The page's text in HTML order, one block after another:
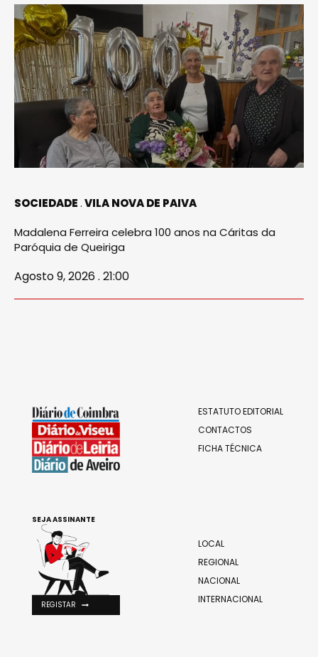
SOCIEDADE VILA NOVA DE PAIVA
Madalena Ferreira celebra 100 anos na Cáritas da
Paróquia de Queiriga
Agosto 9, 2026 . 21:00
ESTATUTO EDITORIAL
CONTACTOS
FICHA TÉCNICA
LOCAL
REGIONAL
NACIONAL
INTERNACIONAL
SEJA ASSINANTE
REGISTAR